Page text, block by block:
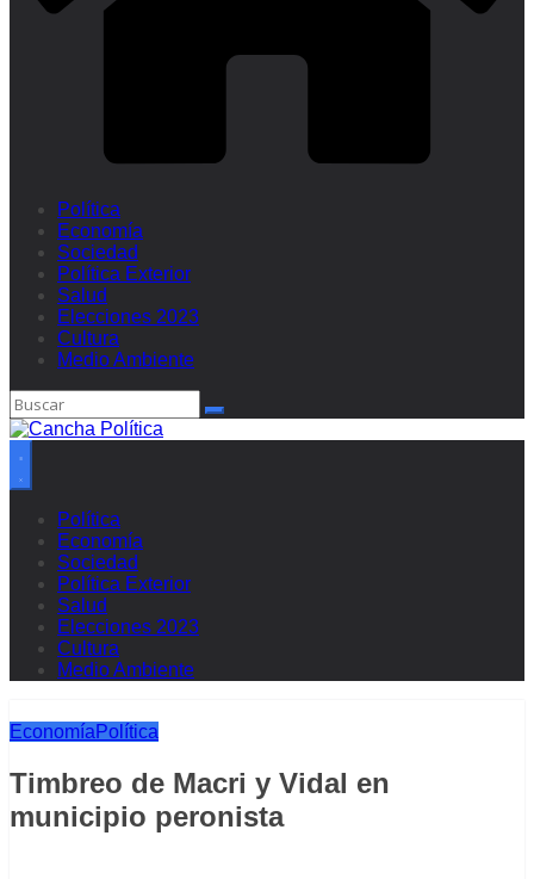
Política
Economía
Sociedad
Política Exterior
Salud
Elecciones 2023
Cultura
Medio Ambiente
Política
Economía
Sociedad
Política Exterior
Salud
Elecciones 2023
Cultura
Medio Ambiente
EconomíaPolítica
Timbreo de Macri y Vidal en
municipio peronista